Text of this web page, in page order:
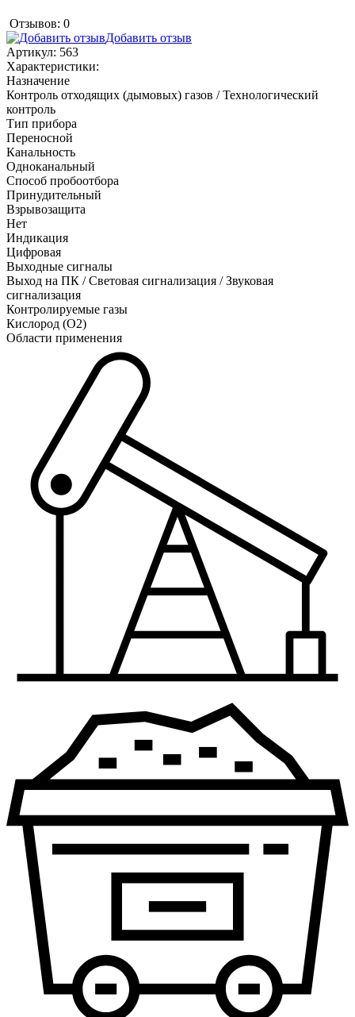
Отзывов: 0
Добавить отзыв
Артикул: 563
Характеристики:
Назначение
Контроль отходящих (дымовых) газов / Технологический
контроль
Тип прибора
Переносной
Канальность
Одноканальный
Способ пробоотбора
Принудительный
Взрывозащита
Нет
Индикация
Цифровая
Выходные сигналы
Выход на ПК / Световая сигнализация / Звуковая
сигнализация
Контролируемые газы
Кислород (O2)
Области применения